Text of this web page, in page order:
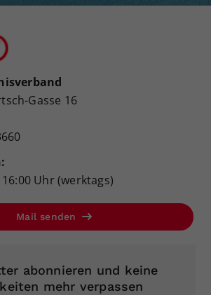
Gasse 16
Uhr (werktags)
Mail senden
abonnieren und keine
mehr verpassen